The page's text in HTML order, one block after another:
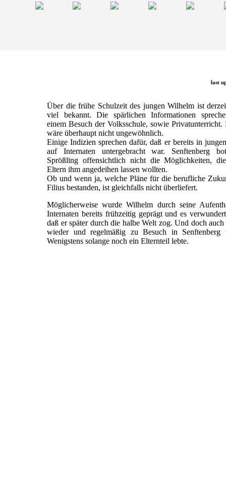
last
Über die frühe Schulzeit des jungen Wilhelm ist
viel bekannt. Die spärlichen Informationen
einem Besuch der Volksschule, sowie Privatunterricht.
wäre überhaupt nicht ungewöhnlich.
Einige Indizien sprechen dafür, daß er bereits in
auf Internaten untergebracht war. Senftenberg
Sprößling offensichtlich nicht die Möglichkeiten,
Eltern ihm angedeihen lassen wollten.
Ob und wenn ja, welche Pläne für die berufliche
Filius bestanden, ist gleichfalls nicht überliefert.
Möglicherweise wurde Wilhelm durch seine
Internaten bereits frühzeitig geprägt und es
daß er später durch die halbe Welt zog. Und doch
wieder und regelmäßig zu Besuch in Senftenberg
Wenigstens solange noch ein Elternteil lebte.